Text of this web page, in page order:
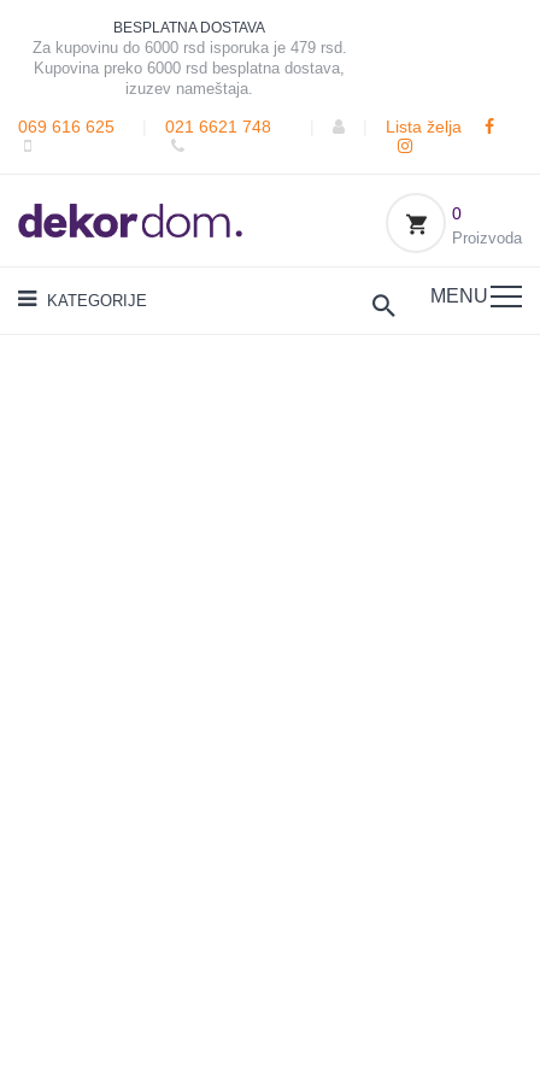
BESPLATNA DOSTAVA
Za kupovinu do 6000 rsd isporuka je 479 rsd.
Kupovina preko 6000 rsd besplatna dostava,
izuzev nameštaja.
069 616 625 021 6621 748 Lista želja
0
Proizvoda
KATEGORIJE MENU